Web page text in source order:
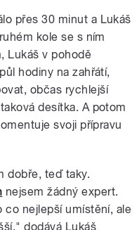
přes 30 minut a Lukáš
kole se s ním
Lukáš v pohodě
hodiny na zahřátí,
občas rychlejší
desítka. A potom
svoji přípravu
dobře, teď taky.
nejsem žádný expert.
co nejlepší umístění, ale
dodává Lukáš